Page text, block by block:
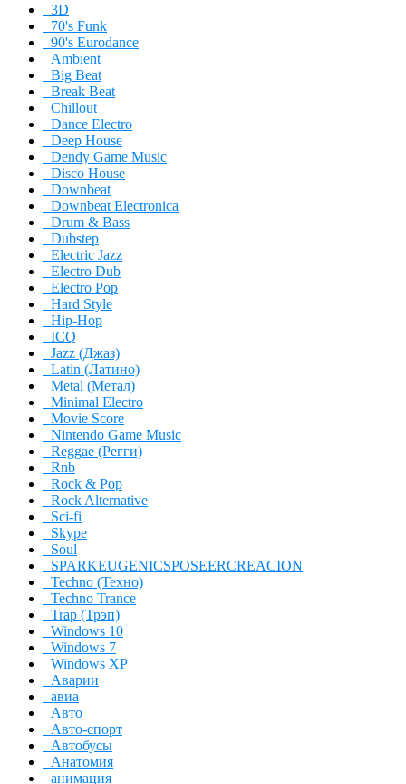
3D
70's Funk
90's Eurodance
Ambient
Big Beat
Break Beat
Chillout
Dance Electro
Deep House
Dendy Game Music
Disco House
Downbeat
Downbeat Electronica
Drum & Bass
Dubstep
Electric Jazz
Electro Dub
Electro Pop
Hard Style
Hip-Hop
ICQ
Jazz (Джаз)
Latin (Латино)
Metal (Метал)
Minimal Electro
Movie Score
Nintendo Game Music
Reggae (Регги)
Rnb
Rock & Pop
Rock Alternative
Sci-fi
Skype
Soul
SPARKEUGENICSPOSEERCREACION
Techno (Техно)
Techno Trance
Trap (Трэп)
Windows 10
Windows 7
Windows XP
Аварии
авиа
Авто
Авто-спорт
Автобусы
Анатомия
анимация